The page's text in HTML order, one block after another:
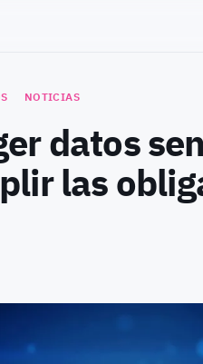
NOTICIAS
datos
las